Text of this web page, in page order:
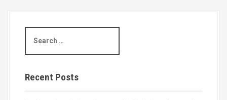
a
c
Recent Posts